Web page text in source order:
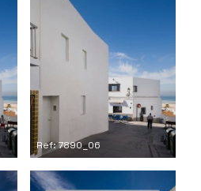
Ref: 7890_06